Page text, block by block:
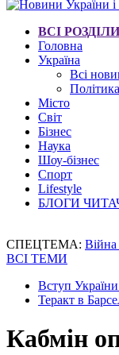
ВСІ РОЗДІЛИ
Головна
Україна
Всі
Політика
Місто
Світ
Бізнес
Наука
Шоу-бізнес
Спорт
Lifestyle
БЛОГИ
СПЕЦТЕМА: Війна
ВСІ ТЕМИ
Вступ
Теракт в
Кабмін